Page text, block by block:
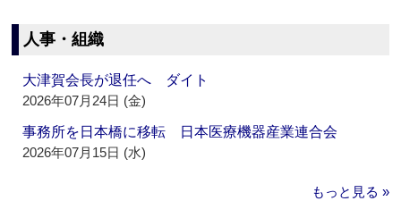
人事・組織
大津賀会長が退任へ ダイト
2026年07月24日 (金)
事務所を日本橋に移転 日本医療機器産業連合会
2026年07月15日 (水)
もっと見る »